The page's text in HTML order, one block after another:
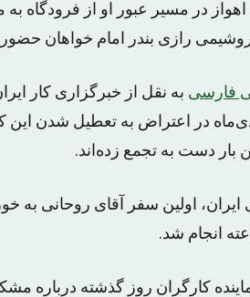
اهواز در مسیر عبور او از فرودگاه
رازی بندر امام خواهان
فارسی به نقل از خبرگزاری کار
سه شنبه ۲۴ دی‌ماه در اعتراض به
بار دست به تجمع زده‌اند.
اولین سفر آقای روحانی به
انجام شد.
کارگران روز گذشته درباره